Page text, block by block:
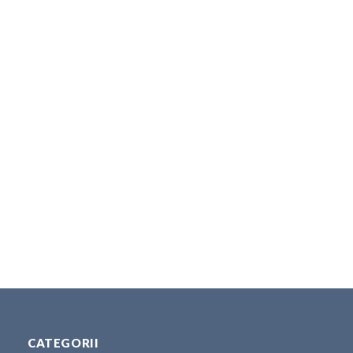
CATEGORII